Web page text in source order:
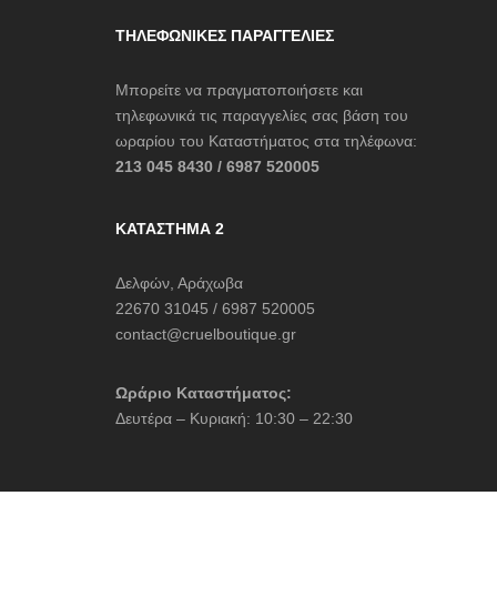
ΤΗΛΕΦΩΝΙΚΈΣ ΠΑΡΑΓΓΕΛΊΕΣ
Μπορείτε να πραγματοποιήσετε και
τηλεφωνικά τις παραγγελίες σας βάση του
ωραρίου του Καταστήματος στα τηλέφωνα:
213 045 8430 / 6987 520005
ΚΑΤΆΣΤΗΜΑ 2
Δελφών, Αράχωβα
22670 31045 / 6987 520005
contact@cruelboutique.gr
Ωράριο Καταστήματος:
Δευτέρα – Κυριακή: 10:30 – 22:30